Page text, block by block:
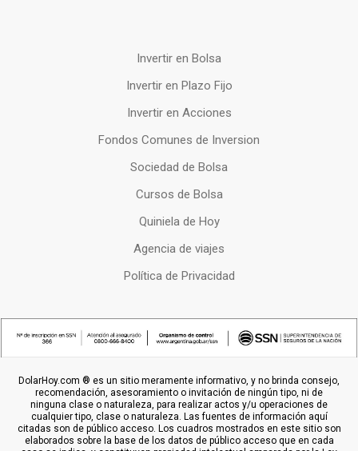
Invertir en Bolsa
Invertir en Plazo Fijo
Invertir en Acciones
Fondos Comunes de Inversion
Sociedad de Bolsa
Cursos de Bolsa
Quiniela de Hoy
Agencia de viajes
Política de Privacidad
DolarHoy.com ® es un sitio meramente informativo, y no brinda consejo,
recomendación, asesoramiento o invitación de ningún tipo, ni de
ninguna clase o naturaleza, para realizar actos y/u operaciones de
cualquier tipo, clase o naturaleza. Las fuentes de información aquí
citadas son de público acceso. Los cuadros mostrados en este sitio son
elaborados sobre la base de los datos de público acceso que en cada